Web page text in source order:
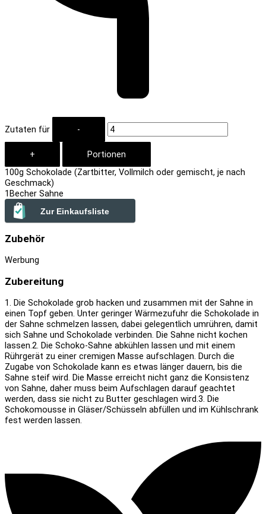
Zutaten für
100g Schokolade (Zartbitter, Vollmilch oder gemischt, je nach
Geschmack)
1Becher Sahne
Zur Einkaufsliste
Zubehör
Werbung
Zubereitung
1. Die Schokolade grob hacken und zusammen mit der Sahne in
einen Topf geben. Unter geringer Wärmezufuhr die Schokolade in
der Sahne schmelzen lassen, dabei gelegentlich umrühren, damit
sich Sahne und Schokolade verbinden. Die Sahne nicht kochen
lassen.2. Die Schoko-Sahne abkühlen lassen und mit einem
Rührgerät zu einer cremigen Masse aufschlagen. Durch die
Zugabe von Schokolade kann es etwas länger dauern, bis die
Sahne steif wird. Die Masse erreicht nicht ganz die Konsistenz
von Sahne, daher muss beim Aufschlagen darauf geachtet
werden, dass sie nicht zu Butter geschlagen wird.3. Die
Schokomousse in Gläser/Schüsseln abfüllen und im Kühlschrank
fest werden lassen.